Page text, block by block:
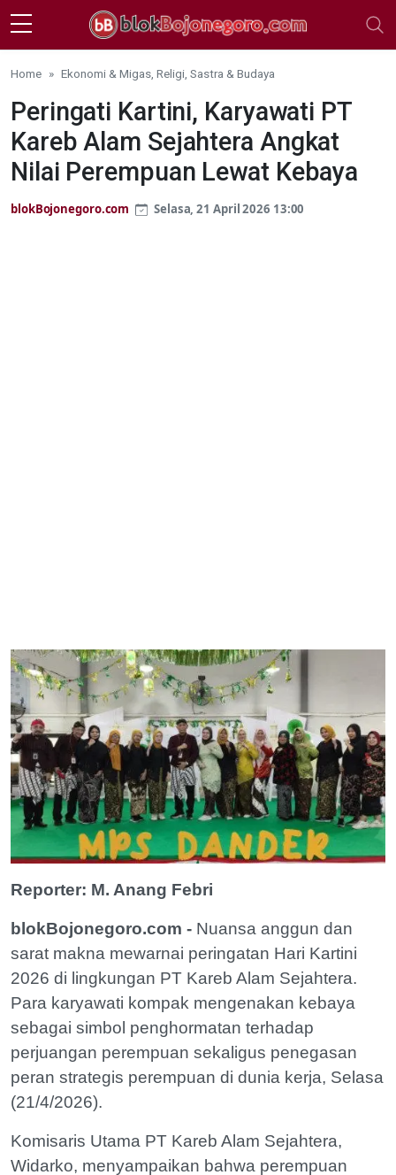
Skip to main content
Home Ekonomi & Migas, Religi, Sastra & Budaya
Peringati Kartini, Karyawati PT
Kareb Alam Sejahtera Angkat
Nilai Perempuan Lewat Kebaya
blokBojonegoro.com Selasa, 21 April 2026 13:00
Reporter: M. Anang Febri
blokBojonegoro.com - Nuansa anggun dan
sarat makna mewarnai peringatan Hari Kartini
2026 di lingkungan PT Kareb Alam Sejahtera.
Para karyawati kompak mengenakan kebaya
sebagai simbol penghormatan terhadap
perjuangan perempuan sekaligus penegasan
peran strategis perempuan di dunia kerja, Selasa
(21/4/2026).
Komisaris Utama PT Kareb Alam Sejahtera,
Widarko, menyampaikan bahwa perempuan